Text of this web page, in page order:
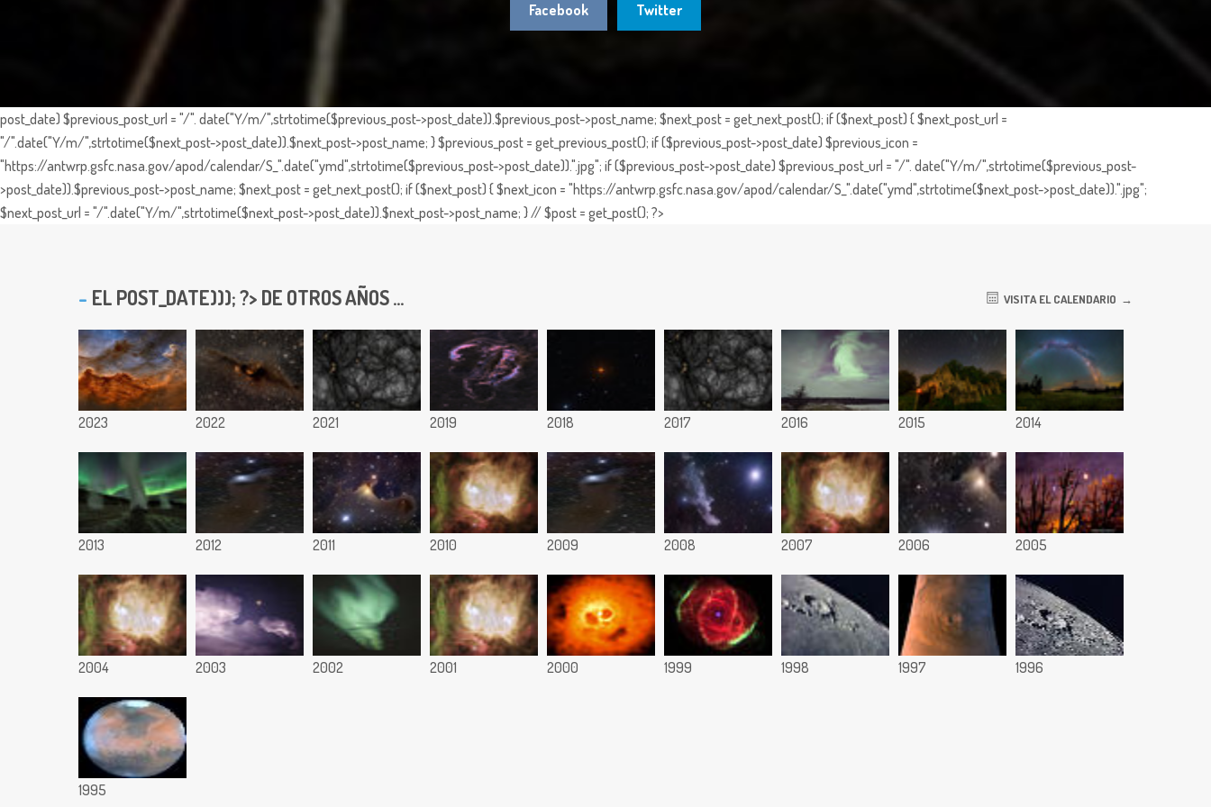
Facebook Twitter
post_date) $previous_post_url = "/". date("Y/m/",strtotime($previous_post->post_date)).$previous_post->post_name; $next_post = get_next_post(); if ($next_post) { $next_post_url =
"/".date("Y/m/",strtotime($next_post->post_date)).$next_post->post_name; } $previous_post = get_previous_post(); if ($previous_post->post_date) $previous_icon =
"https://antwrp.gsfc.nasa.gov/apod/calendar/S_".date("ymd",strtotime($previous_post->post_date)).".jpg"; if ($previous_post->post_date) $previous_post_url = "/". date("Y/m/",strtotime($previous_post-
>post_date)).$previous_post->post_name; $next_post = get_next_post(); if ($next_post) { $next_icon = "https://antwrp.gsfc.nasa.gov/apod/calendar/S_".date("ymd",strtotime($next_post->post_date)).".jpg";
$next_post_url = "/".date("Y/m/",strtotime($next_post->post_date)).$next_post->post_name; } // $post = get_post(); ?>
EL POST_DATE))); ?> DE OTROS AÑOS ... VISITA EL CALENDARIO
2023 2022 2021 2019 2018 2017 2016 2015 2014
2013 2012 2011 2010 2009 2008 2007 2006 2005
2004 2003 2002 2001 2000 1999 1998 1997 1996
1995